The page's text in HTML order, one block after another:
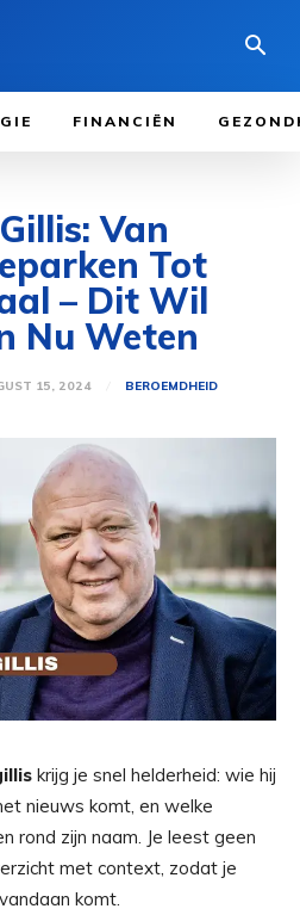
FINANCIËN
Van
Tot
– Dit Wil
Nu Weten
15, 2024 BEROEMDHEID
krijg je snel helderheid: wie hij
nieuws komt, en welke
rond zijn naam. Je leest geen
met context, zodat je
komt.